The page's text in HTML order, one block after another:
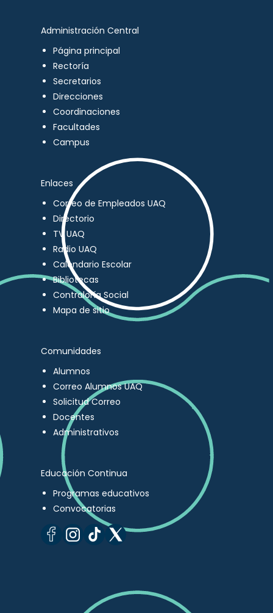
Administración Central
Página principal
Rectoría
Secretarios
Direcciones
Coordinaciones
Facultades
Campus
Enlaces
Correo de Empleados UAQ
Directorio
TV UAQ
Radio UAQ
Calendario Escolar
Bibliotecas
Contraloría Social
Mapa de sitio
Comunidades
Alumnos
Correo Alumnos UAQ
Solicitud Correo
Docentes
Administrativos
Educación Continua
Programas educativos
Convocatorias